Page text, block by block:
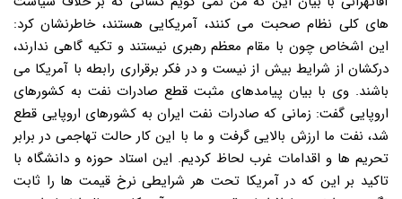
های کلی نظام صحبت می کنند، آمریکایی هستند، خاطرنشان کرد:
این اشخاص چون با مقام معظم رهبری نیستند و تکیه گاهی ندارند،
درکشان از شرایط بیش از نیست و در فکر برقراری رابطه با آمریکا می
باشند. وی با بیان پیامدهای مثبت قطع صادرات نفت به کشورهای
اروپایی گفت: زمانی که صادرات نفت ایران به کشورهای اروپایی قطع
شد، نفت ما ارزش بالایی گرفت و ما با این کار حالت تهاجمی در برابر
تحریم ها و اقدامات غرب لحاظ کردیم. این استاد حوزه و دانشگاه با
تاکید بر این که در آمریکا تحت هر شرایطی نرخ قیمت ها را ثابت